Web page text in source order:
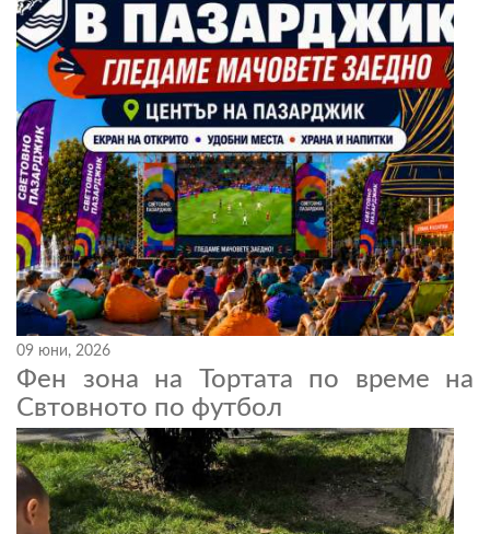
09 юни, 2026
Фен зона на Тортата по време на
Свтовното по футбол